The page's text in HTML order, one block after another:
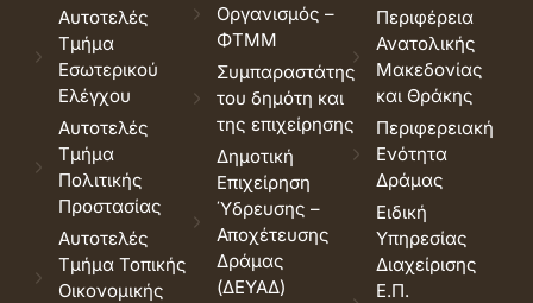
Αυτοτελές
Τμήμα
Εσωτερικού
Ελέγχου
Αυτοτελές
Τμήμα
Πολιτικής
Προστασίας
Αυτοτελές
Τμήμα Τοπικής
Οικονομικής
Οργανισμός –
ΦΤΜΜ
Συμπαραστάτης
του δημότη και
της επιχείρησης
Δημοτική
Επιχείρηση
Ύδρευσης –
Αποχέτευσης
Δράμας
(ΔΕΥΑΔ)
Περιφέρεια
Ανατολικής
Μακεδονίας
και Θράκης
Περιφερειακή
Ενότητα
Δράμας
Ειδική
Υπηρεσίας
Διαχείρισης
Ε.Π.